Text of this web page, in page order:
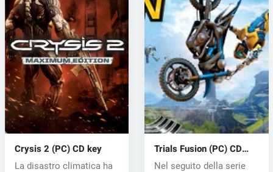
Crysis 2 (PC) CD key
La disastro climatica ha
Trials Fusion (PC) CD
key
Nel seguito della serie